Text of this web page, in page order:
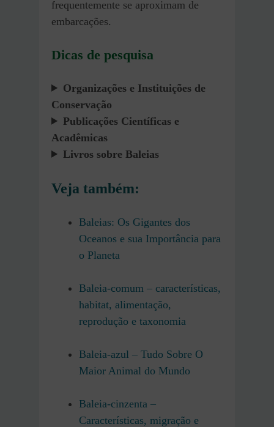
frequentemente se aproximam de
embarcações.
Dicas de pesquisa
Organizações e Instituições de
Conservação
Publicações Científicas e
Acadêmicas
Livros sobre Baleias
Veja também:
Baleias: Os Gigantes dos
Oceanos e sua Importância para
o Planeta
Baleia-comum – características,
habitat, alimentação,
reprodução e taxonomia
Baleia-azul – Tudo Sobre O
Maior Animal do Mundo
Baleia-cinzenta –
Características, migração e